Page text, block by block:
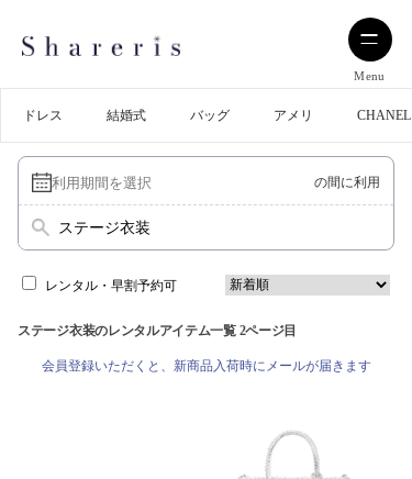
Menu
ドレス 結婚式 バッグ アメリ CHANEL
の間に利用
ステージ衣装
レンタル・早割予約可
ステージ衣装のレンタルアイテム一覧 2ページ目
会員登録いただくと、新商品入荷時にメールが届きます